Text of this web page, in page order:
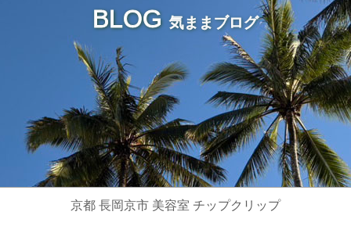
BLOG気ままブログ
京都 長岡京市 美容室 チップクリップ